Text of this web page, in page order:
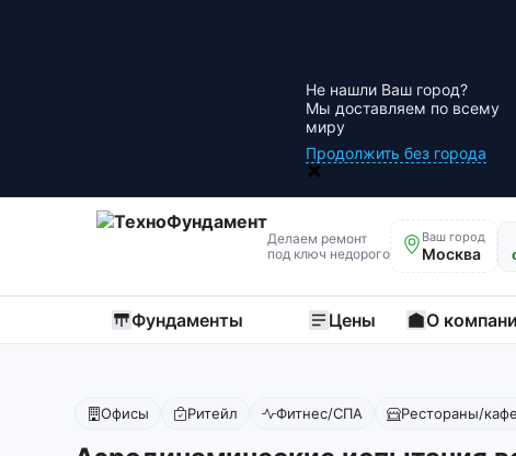
Не нашли Ваш город?
Мы доставляем по всему
миру
Продолжить без города
Делаем ремонт
под ключ недорого
Ваш город
Москва
Фундаменты Цены О
Офисы Ритейл Фитнес/СПА Рестораны/кафе